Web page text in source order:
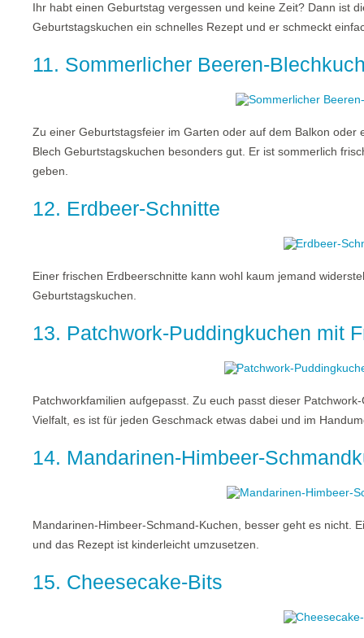
Ihr habt einen Geburtstag vergessen und keine Zeit? Dann ist
Geburtstagskuchen ein schnelles Rezept und er schmeckt
11. Sommerlicher Beeren-
Zu einer Geburtstagsfeier im Garten oder auf dem Balkon oder
Blech Geburtstagskuchen besonders gut. Er ist sommerlich
geben.
12. Erdbeer-Schnitte
Einer frischen Erdbeerschnitte kann wohl kaum jemand
Geburtstagskuchen.
13. Patchwork-Puddingkuchen mit
Patchworkfamilien aufgepasst. Zu euch passt dieser
Vielfalt, es ist für jeden Geschmack etwas dabei und im
14. Mandarinen-Himbeer-
Mandarinen-Himbeer-Schmand-Kuchen, besser geht es nicht.
und das Rezept ist kinderleicht umzusetzen.
15. Cheesecake-Bits